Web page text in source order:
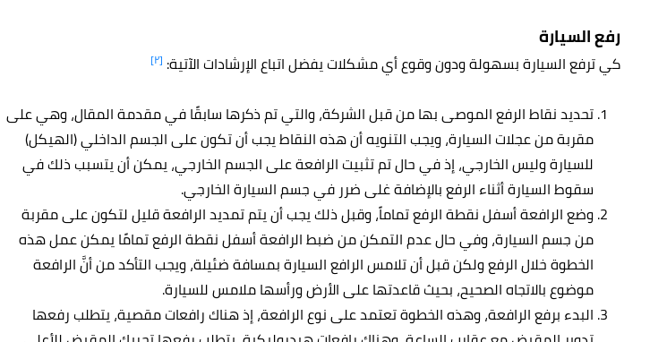
رفع السيارة
كي ترفع السيارة بسهولة ودون وقوع أي مشكلات يفضل اتباع الإرشادات الآتية: [٢]
تحديد نقاط الرفع الموصى بها من قبل الشركة، والتي تم ذكرها سابقًا في مقدمة المقال، وهي على
مقربة من عجلات السيارة، ويجب التنويه أن هذه النقاط يجب أن تكون على الجسم الداخلي (الهيكل)
للسيارة وليس الخارجي، إذ في حال تم تثبيت الرافعة على الجسم الخارجي، يمكن أن يتسبب ذلك في
سقوط السيارة أثناء الرفع بالإضافة غلى ضرر في جسم السيارة الخارجي.
وضع الرافعة أسفل نقطة الرفع تماماً، وقبل ذلك يجب أن يتم تمديد الرافعة قليل لتكون على مقربة
من جسم السيارة، وفي حال عدم التمكن من ضبط الرافعة أسفل نقطة الرفع تمامًا يمكن عمل هذه
الخطوة خلال الرفع ولكن قبل أن تلامس الرافع السيارة بمسافة ضئيلة، ويجب التأكد من أنَّ الرافعة
موضوع بالاتجاه الصحيح، بحيث قاعدتها على الأرض ورأسها ملامس للسيارة.
البدء برفع الرافعة، وهذه الخطوة تعتمد على نوع الرافعة، إذ هناك رافعات مقصية، يتطلب رفعها